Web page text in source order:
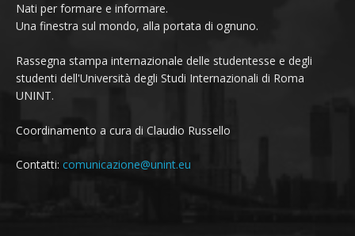
Nati per formare e informare.
Una finestra sul mondo, alla portata di ognuno.
Rassegna stampa internazionale delle studentesse e degli
studenti dell'Università degli Studi Internazionali di Roma
UNINT.
Coordinamento a cura di Claudio Russello
Contatti: comunicazione@unint.eu